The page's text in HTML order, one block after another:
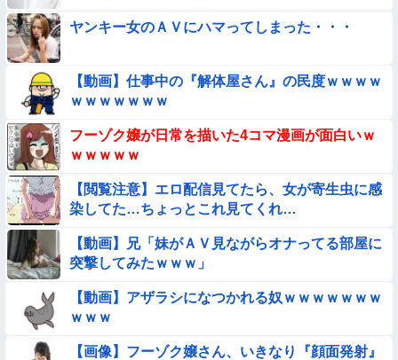
【動画】窓からひょっこり顔が出てくる心霊映像、覚えてる奴
おる？
【経済正体】中国の自動車販売量の『水増し方法』がこちらｗ
ｗｗｗｗｗｗｗ
【ロマン】世界を動かした暗号ランキング
【画像】ヱロい身体と変態水着と
【画像】この美人ママ、脱いだら凄い・・・
【画像】プールに来てた水着JCたち どの娘を選ぶの？
【動画】広島に落とされた『原子爆弾』の『再現動画』がこち
ら・・・
★【画像】この飲み物覚えてるやつ0人説
ヤンキー女のＡＶにハマってしまった・・・
【動画】仕事中の『解体屋さん』の民度ｗｗｗｗ
ｗｗｗｗｗｗｗ
フーゾク嬢が日常を描いた4コマ漫画が面白いｗ
ｗｗｗｗｗ
【閲覧注意】エロ配信見てたら、女が寄生虫に感
染してた…ちょっとこれ見てくれ…
【動画】兄「妹がＡＶ見ながらオナってる部屋に
突撃してみたｗｗｗ」
【動画】アザラシになつかれる奴ｗｗｗｗｗｗｗ
ｗｗｗ
【画像】フーゾク嬢さん、いきなり『顔面発射』